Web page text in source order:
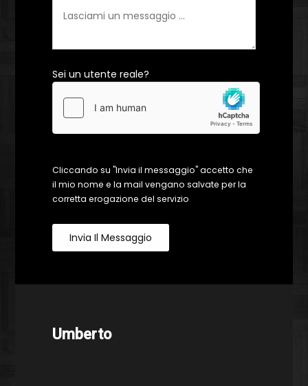
Sei un utente reale?
Cliccando su "Invia il messaggio" accetto che
il mio nome e la mail vengano salvate per la
corretta erogazione del servizio
Invia Il Messaggio
Umberto